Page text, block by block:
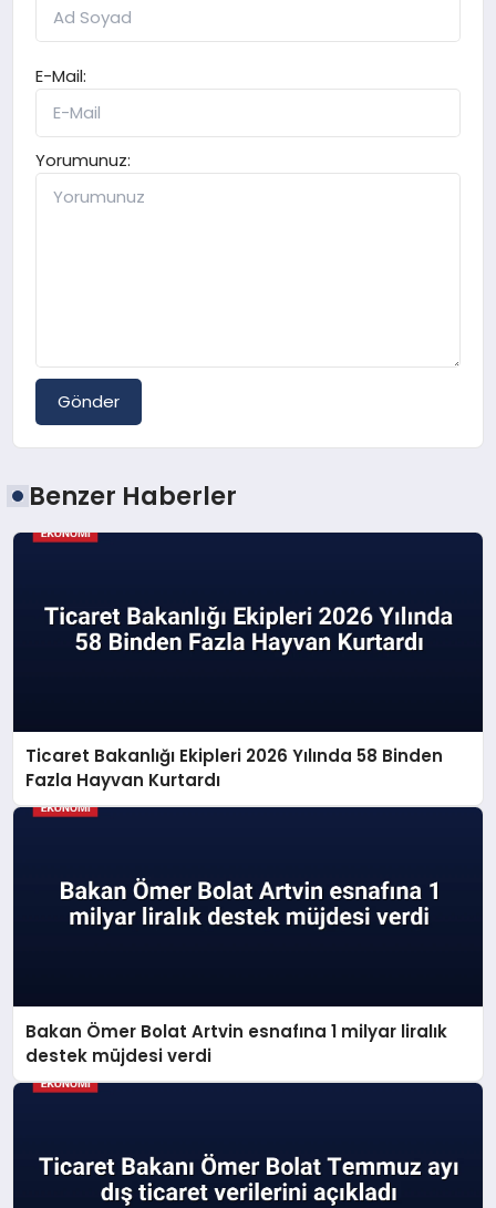
E-Mail:
Yorumunuz:
Gönder
Benzer Haberler
Ticaret Bakanlığı Ekipleri 2026 Yılında 58 Binden
Fazla Hayvan Kurtardı
Bakan Ömer Bolat Artvin esnafına 1 milyar liralık
destek müjdesi verdi